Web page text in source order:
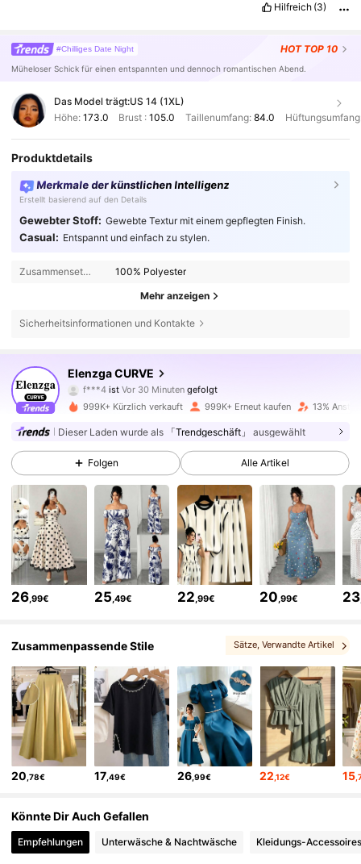
Hilfreich (3)
#Chilliges Date Night HOT TOP 10
Müheloser Schick für einen entspannten und dennoch romantischen Abend.
Das Model trägt:US 14 (1XL)
Höhe: 173.0 Brust :105.0 Taillenumfang: 84.0
Produktdetails
Merkmale der künstlichen Intelligenz
Erstellt basierend auf den Details
Gewebter Stoff: Gewebte Textur mit einem gepflegten Finish.
Casual: Entspannt und einfach zu stylen.
Zusammensetzung: 100% Polyester
Mehr anzeigen
Sicherheitsinformationen und Kontakte
Elenzga CURVE
f***4istVor 30 Minuten
A***n ist am Durchsuchen
4,73
650K Follower
4,73
650K Follower
650K Follower
4,73 650K Follower
4,73 650K Follower
4,73 650K Follower
4,73 650K Follower
999K+ Kürzlich verkauft 999K+ Erneut kaufen 13%
Dieser Laden wurde als 「Trendgeschäft」 ausgewählt
Folgen Alle Artikel
26 ,99€ 25 ,49€ 22 ,99€ 20 ,99€ 23
Zusammenpassende Stile Sätze, Verwandte Artikel
20 ,78€ 17 ,49€ 26,99€ 22 ,12€ 15
Könnte Dir Auch Gefallen
Empfehlungen Unterwäsche & Nachtwäsche Kleidungs-Accessoires